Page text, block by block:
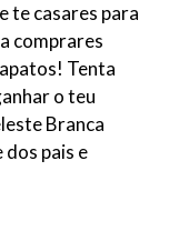
te casares para
comprares
Tenta
o teu
Branca
pais e